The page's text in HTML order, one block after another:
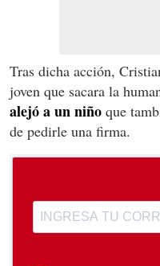
Tras dicha acción,
joven que sacara la
alejó a un niño que
de pedirle una firma.